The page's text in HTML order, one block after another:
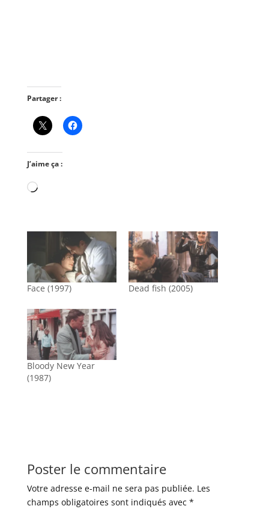
Partager :
J’aime ça :
Chargement…
Face (1997) Dead fish (2005)
Bloody New Year
(1987)
Poster le commentaire
Votre adresse e-mail ne sera pas publiée. Les
champs obligatoires sont indiqués avec *